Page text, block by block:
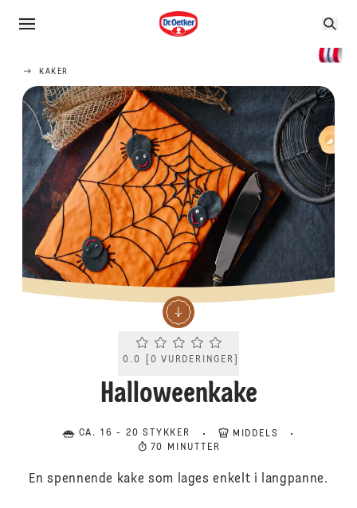
KAKER
Current rating 0.0. Click to rate.
0.0 0 VURDERINGER
Halloweenkake
CA. 16 - 20 STYKKER
MIDDELS
70 MINUTTER
En spennende kake som lages enkelt i langpanne.